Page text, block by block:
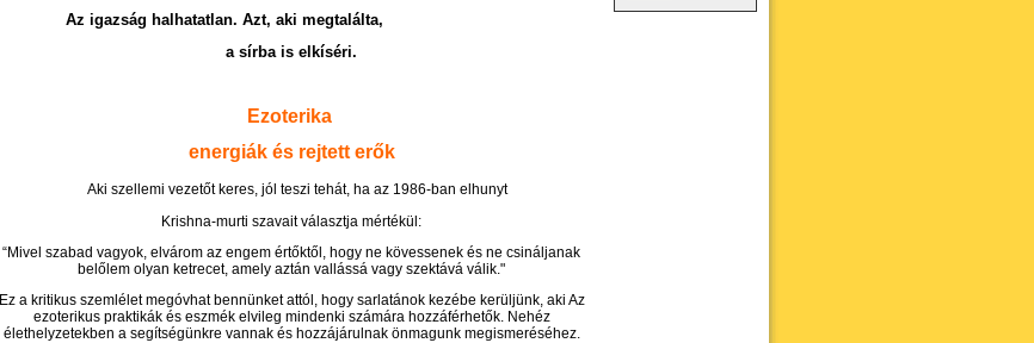
Az igazság halhatatlan. Azt, aki megtalálta,
a sírba is elkíséri.
Ezoterika
energiák és rejtett erők
Aki szellemi vezetőt keres, jól teszi tehát, ha az 1986-ban elhunyt
Krishna-murti szavait választja mértékül:
“Mivel szabad vagyok, elvárom az engem értőktől, hogy ne kövessenek és ne csináljanak
belőlem olyan ketrecet, amely aztán vallássá vagy szektává válik."
Ez a kritikus szemlélet megóvhat bennünket attól, hogy sarlatánok kezébe kerüljünk, aki Az
ezoterikus praktikák és eszmék elvileg mindenki számára hozzáférhetők. Nehéz
élethelyzetekben a segítségünkre vannak és hozzájárulnak önmagunk megismeréséhez.